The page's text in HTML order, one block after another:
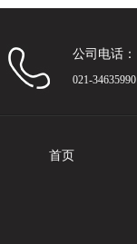
公司电话：
021-34635990
首页